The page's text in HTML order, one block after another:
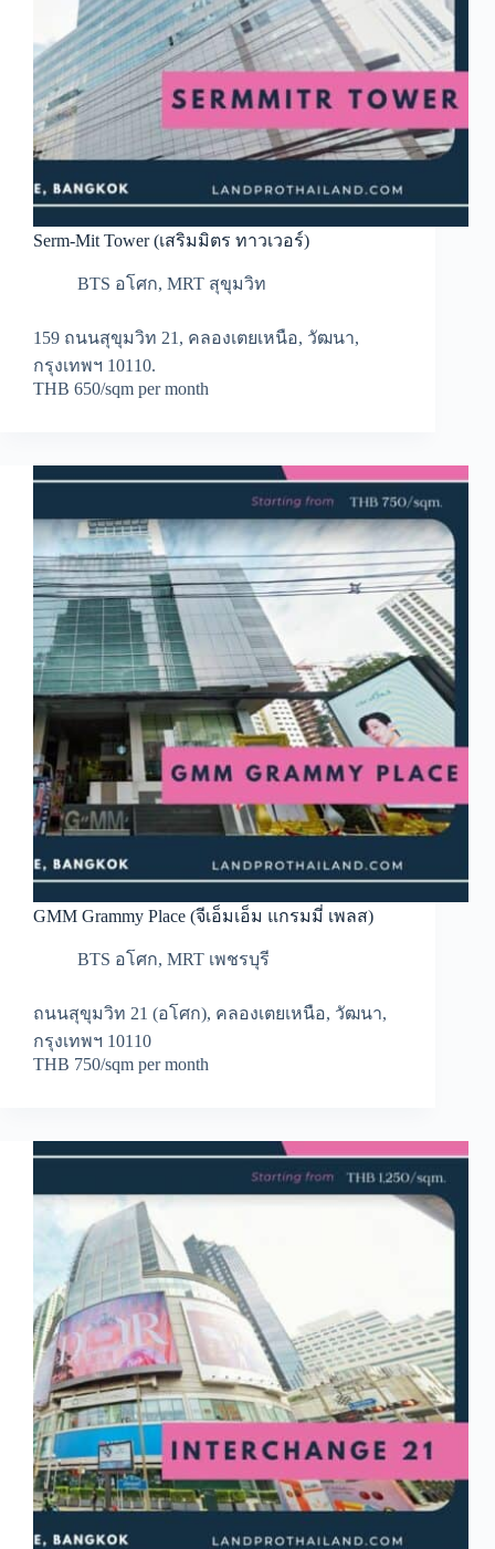
Serm-Mit Tower (เสริมมิตร ทาวเวอร์)
BTS อโศก, MRT สุขุมวิท
159 ถนนสุขุมวิท 21, คลองเตยเหนือ, วัฒนา,
กรุงเทพฯ 10110.
THB 650/sqm per month
GMM Grammy Place (จีเอ็มเอ็ม แกรมมี่ เพลส)
BTS อโศก, MRT เพชรบุรี
ถนนสุขุมวิท 21 (อโศก), คลองเตยเหนือ, วัฒนา,
กรุงเทพฯ 10110
THB 750/sqm per month